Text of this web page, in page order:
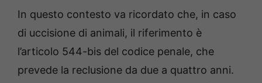
In questo contesto va ricordato che, in caso
di uccisione di animali, il riferimento è
l’articolo 544-bis del codice penale, che
prevede la reclusione da due a quattro anni.